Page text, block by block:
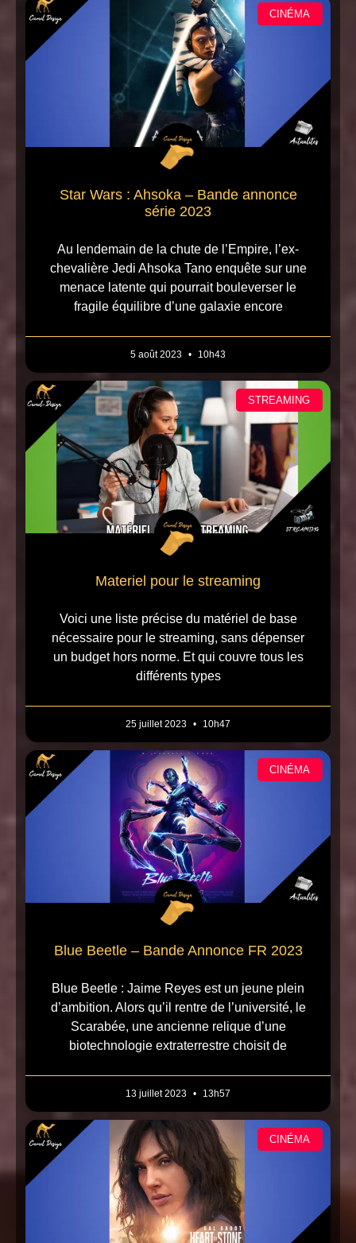
CINÉMA
Star Wars : Ahsoka – Bande annonce
série 2023
Au lendemain de la chute de l’Empire, l’ex-
chevalière Jedi Ahsoka Tano enquête sur une
menace latente qui pourrait bouleverser le
fragile équilibre d’une galaxie encore
5 août 2023 10h43
STREAMING
Materiel pour le streaming
Voici une liste précise du matériel de base
nécessaire pour le streaming, sans dépenser
un budget hors norme. Et qui couvre tous les
différents types
25 juillet 2023 10h47
CINÉMA
Blue Beetle – Bande Annonce FR 2023
Blue Beetle : Jaime Reyes est un jeune plein
d’ambition. Alors qu’il rentre de l’université, le
Scarabée, une ancienne relique d’une
biotechnologie extraterrestre choisit de
13 juillet 2023 13h57
CINÉMA